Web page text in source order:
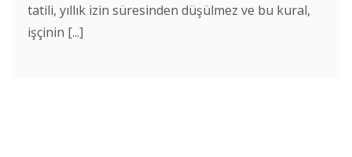
tatili, yıllık izin süresinden düşülmez ve bu kural,
işçinin [...]